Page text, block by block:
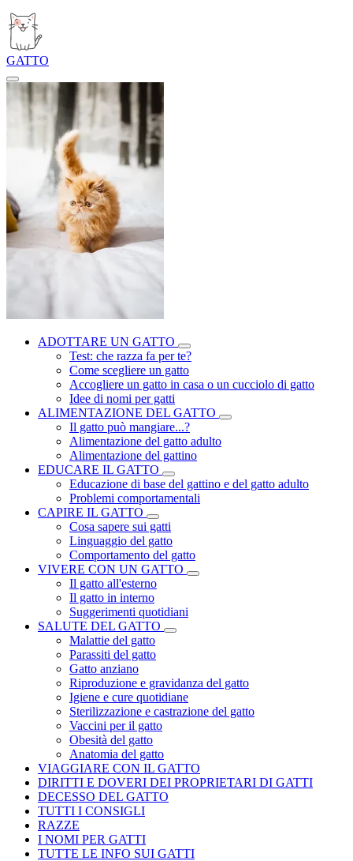
GATTO
ADOTTARE UN GATTO
Test: che razza fa per te?
Come scegliere un gatto
Accogliere un gatto in casa o un cucciolo di gatto
Idee di nomi per gatti
ALIMENTAZIONE DEL GATTO
Il gatto può mangiare...?
Alimentazione del gatto adulto
Alimentazione del gattino
EDUCARE IL GATTO
Educazione di base del gattino e del gatto adulto
Problemi comportamentali
CAPIRE IL GATTO
Cosa sapere sui gatti
Linguaggio del gatto
Comportamento del gatto
VIVERE CON UN GATTO
Il gatto all'esterno
Il gatto in interno
Suggerimenti quotidiani
SALUTE DEL GATTO
Malattie del gatto
Parassiti del gatto
Gatto anziano
Riproduzione e gravidanza del gatto
Igiene e cure quotidiane
Sterilizzazione e castrazione del gatto
Vaccini per il gatto
Obesità del gatto
Anatomia del gatto
VIAGGIARE CON IL GATTO
DIRITTI E DOVERI DEI PROPRIETARI DI GATTI
DECESSO DEL GATTO
TUTTI I CONSIGLI
RAZZE
I NOMI PER GATTI
TUTTE LE INFO SUI GATTI